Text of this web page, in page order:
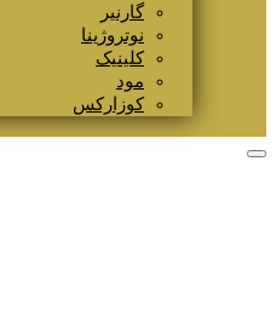
گارنیر
نوتروژینا
کلینیک
مود
کوزارکس